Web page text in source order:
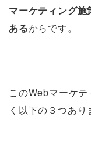
マーケティング
あるからです。
このWebマーケ
く以下の３つあり